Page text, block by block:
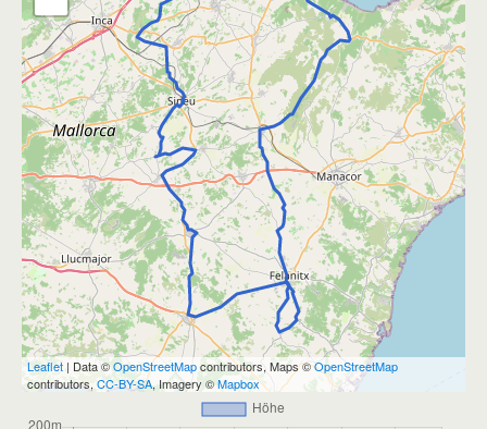
Leaflet | Data ©OpenStreetMapcontributors, Maps ©OpenStreetMap
contributors, CC-BY-SA, Imagery ©Mapbox